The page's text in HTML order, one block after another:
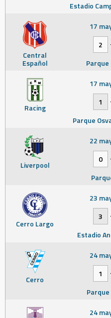
Estadio
Central
Español
17
2
Racing
17
1
Parque
Liverpool
22
0
Cerro Largo
23
3
Estadio
Cerro
24
1
24